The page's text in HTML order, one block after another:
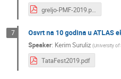
greljo-PMF-2019.pdf
7 Osvrt na 10 godina u ATLAS
Speaker: Kerim Suruliz (University of
TataFest2019.pdf